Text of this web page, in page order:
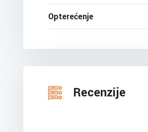
Opterećenje
Recenzije